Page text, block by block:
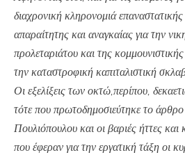
διαχρονική κληρονομιά
απαραίτητης και αναγκαίας για την
προλεταριάτου και της
την καταστροφική καπιταλιστική
Οι εξελίξεις των οκτώ,περίπου,
τότε που πρωτοδημοσιεύτηκε το
Πουλιόπουλου και οι βαριές ήττες και
που έφεραν για την εργατική τάξη οι